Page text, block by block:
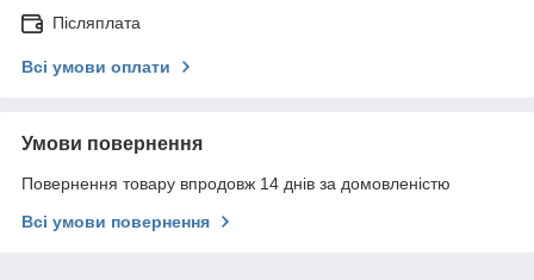
Післяплата
Всі умови оплати
Умови повернення
Повернення товару впродовж 14 днів за домовленістю
Всі умови повернення